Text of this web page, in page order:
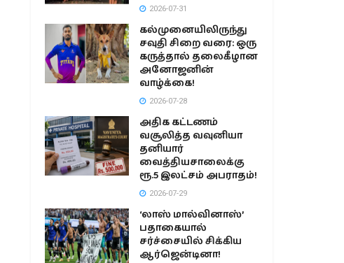
2026-07-31
கல்முனையிலிருந்து
சவுதி சிறை வரை: ஒரு
கருத்தால் தலைகீழான
அனோஜனின்
வாழ்க்கை!
2026-07-28
அதிக கட்டணம்
வசூலித்த வவுனியா
தனியார்
வைத்தியசாலைக்கு
ரூ.5 இலட்சம் அபராதம்!
2026-07-29
‘லாஸ் மால்வினாஸ்’
பதாகையால்
சர்ச்சையில் சிக்கிய
ஆர்ஜென்டினா!